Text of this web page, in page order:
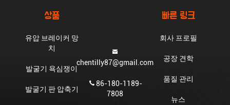
상품
유압 브레이커 망
치
발굴기 욕심쟁이
발굴기 판 압축기
chentilly87@gmail.com
86-180-1189-
7808
빠른 링크
회사 프로필
공장 견학
품질 관리
뉴스